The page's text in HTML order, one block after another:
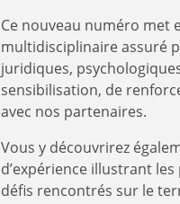
Ce nouveau numéro met
multidisciplinaire assuré
juridiques,
sensibilisation, de
avec nos partenaires.
Vous y découvrirez
d’expérience illustrant
défis rencontrés sur le